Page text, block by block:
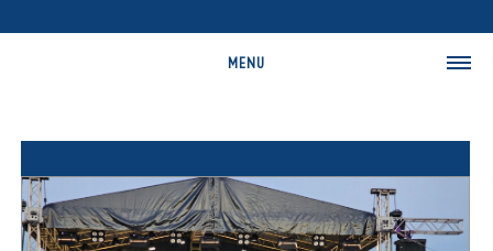
MENU
Географија